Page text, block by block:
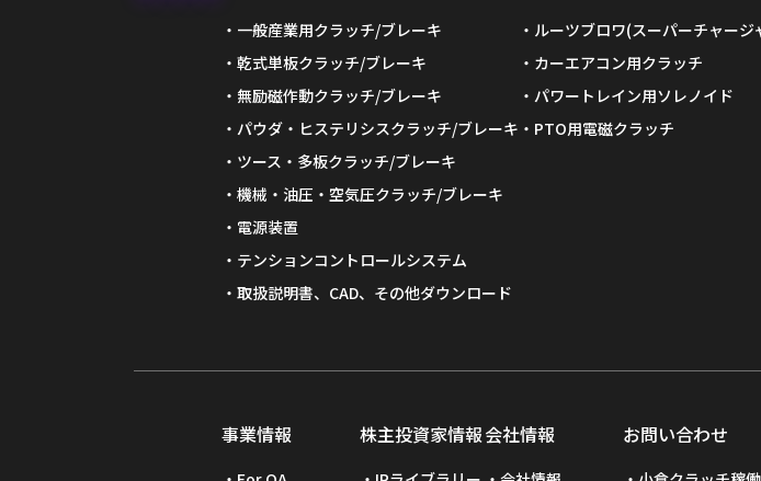
一般産業用クラッチ/ブレーキ
乾式単板クラッチ/ブレーキ
無励磁作動クラッチ/ブレーキ
パウダ・ヒステリシスクラッチ/ブレーキ
ツース・多板クラッチ/ブレーキ
機械・油圧・空気圧クラッチ/ブレーキ
電源装置
テンションコントロールシステム
取扱説明書、CAD、その他ダウンロード
ルーツブロワ(スーパーチャージ
カーエアコン用クラッチ
パワートレイン用ソレノイド
PTO用電磁クラッチ
事業情報 株主投資家情報会社情報 お問い合わせ